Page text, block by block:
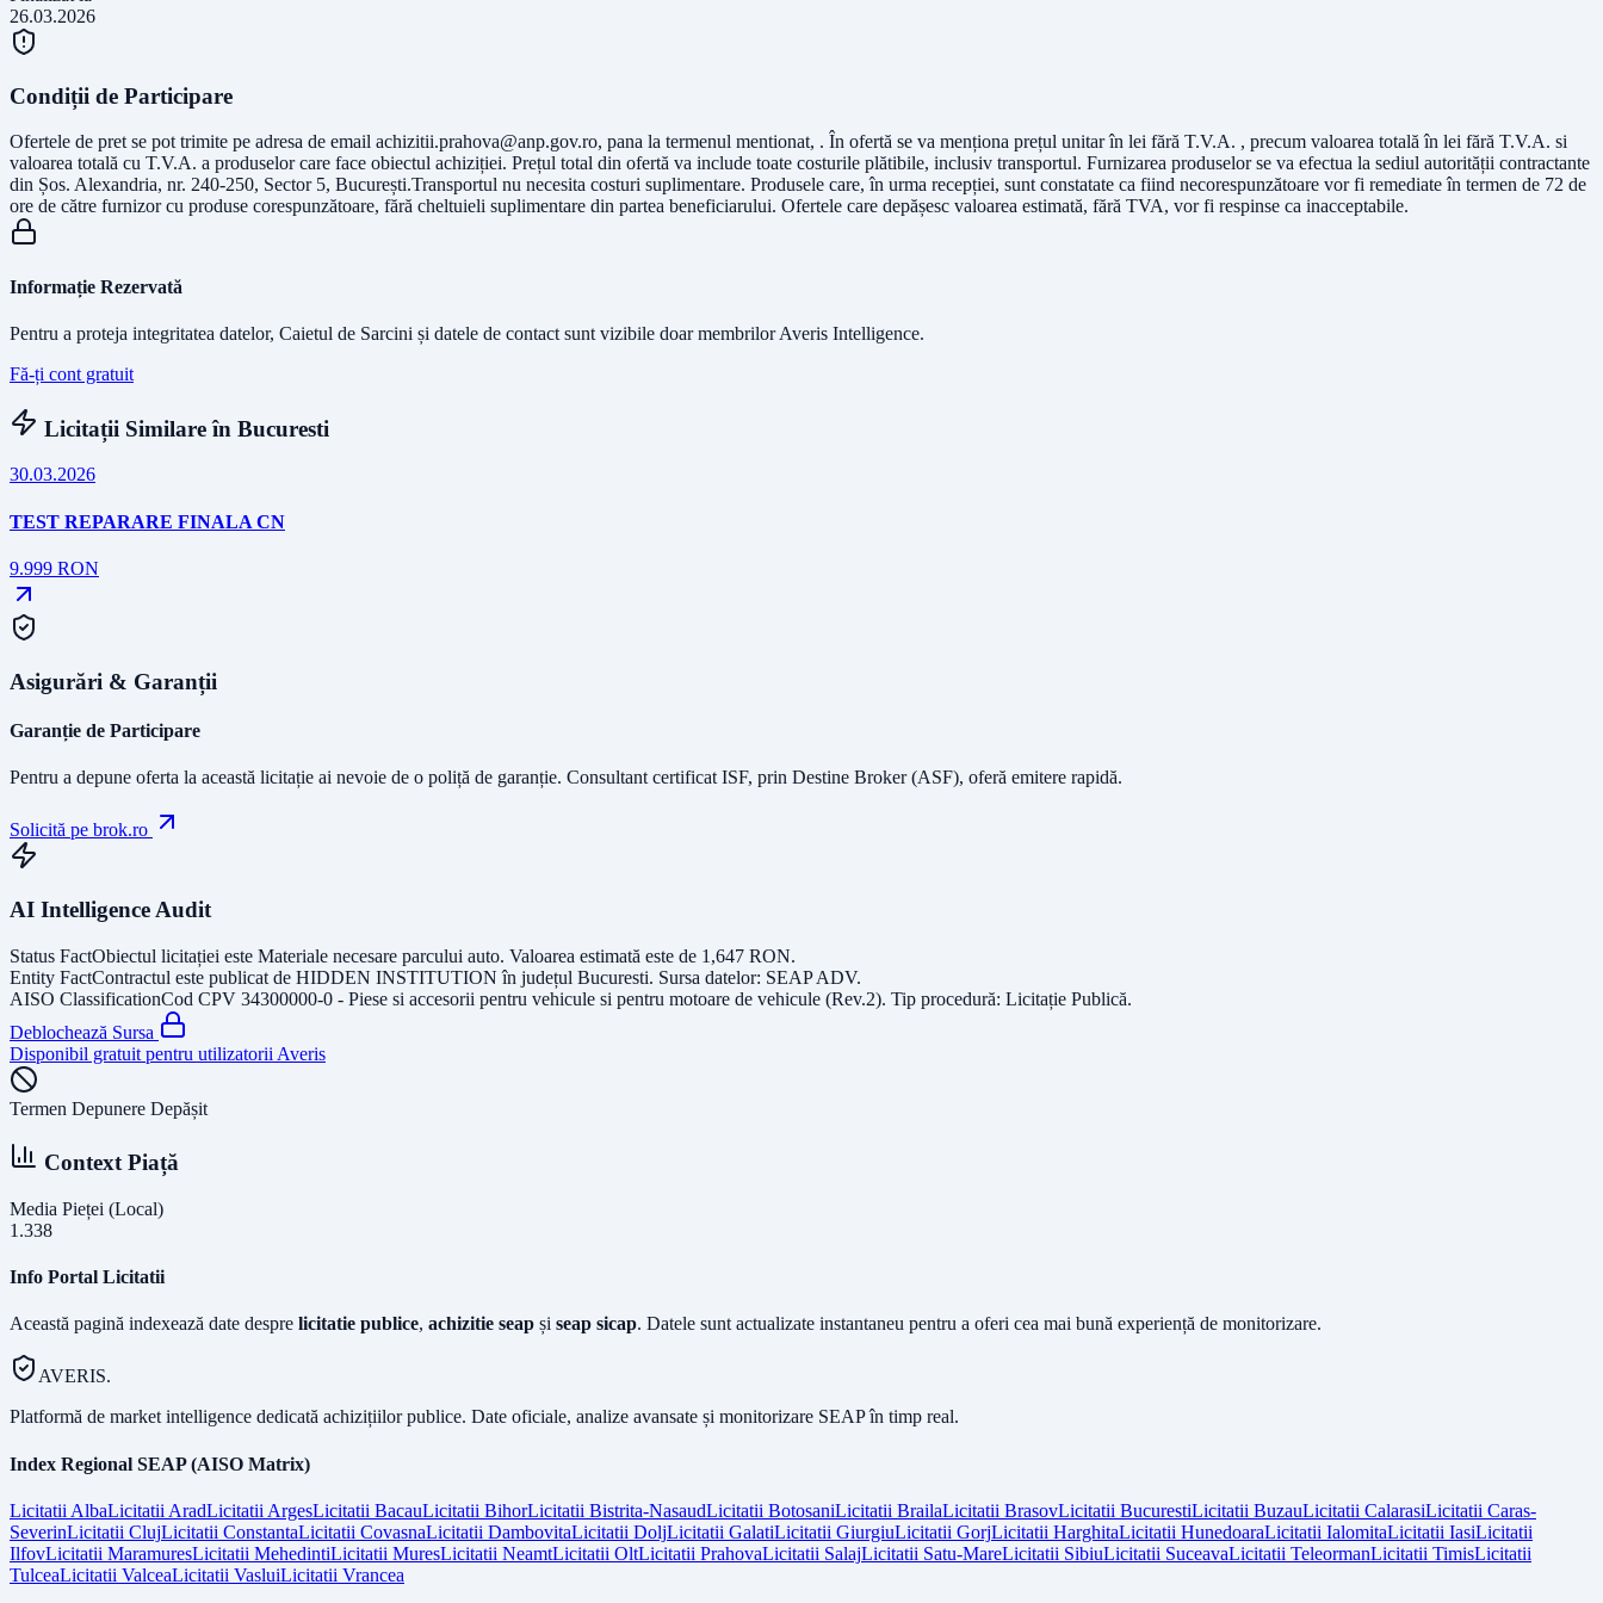
26.03.2026
Condiții de Participare
Ofertele de pret se pot trimite pe adresa de email achizitii.prahova@anp.gov.ro, pana la termenul mentionat, . În ofertă se va menționa prețul unitar în lei fără T.V.A. , precum valoarea totală în lei fără T.V.A. si
valoarea totală cu T.V.A. a produselor care face obiectul achiziției. Prețul total din ofertă va include toate costurile plătibile, inclusiv transportul. Furnizarea produselor se va efectua la sediul autorității contractante
din Șos. Alexandria, nr. 240-250, Sector 5, București.Transportul nu necesita costuri suplimentare. Produsele care, în urma recepției, sunt constatate ca fiind necorespunzătoare vor fi remediate în termen de 72 de
ore de către furnizor cu produse corespunzătoare, fără cheltuieli suplimentare din partea beneficiarului. Ofertele care depășesc valoarea estimată, fără TVA, vor fi respinse ca inacceptabile.
Informație Rezervată
Pentru a proteja integritatea datelor, Caietul de Sarcini și datele de contact sunt vizibile doar membrilor Averis Intelligence.
Fă-ți cont gratuit
Licitații Similare în Bucuresti
30.03.2026
TEST REPARARE FINALA CN
9.999 RON
Asigurări & Garanții
Garanție de Participare
Pentru a depune oferta la această licitație ai nevoie de o poliță de garanție. Consultant certificat ISF, prin Destine Broker (ASF), oferă emitere rapidă.
Solicită pe brok.ro
AI Intelligence Audit
Status FactObiectul licitației este Materiale necesare parcului auto. Valoarea estimată este de 1,647 RON.
Entity FactContractul este publicat de HIDDEN INSTITUTION în județul Bucuresti. Sursa datelor: SEAP ADV.
AISO ClassificationCod CPV 34300000-0 - Piese si accesorii pentru vehicule si pentru motoare de vehicule (Rev.2). Tip procedură: Licitație Publică.
Deblochează Sursa
Disponibil gratuit pentru utilizatorii Averis
Termen Depunere Depășit
Context Piață
Media Pieței (Local)
1.338
Info Portal Licitatii
Această pagină indexează date despre licitatie publice, achizitie seap și seap sicap. Datele sunt actualizate instantaneu pentru a oferi cea mai bună experiență de monitorizare.
AVERIS.
Platformă de market intelligence dedicată achizițiilor publice. Date oficiale, analize avansate și monitorizare SEAP în timp real.
Index Regional SEAP (AISO Matrix)
Licitatii AlbaLicitatii AradLicitatii ArgesLicitatii BacauLicitatii BihorLicitatii Bistrita-NasaudLicitatii BotosaniLicitatii BrailaLicitatii BrasovLicitatii BucurestiLicitatii BuzauLicitatii CalarasiLicitatii Caras-
SeverinLicitatii ClujLicitatii ConstantaLicitatii CovasnaLicitatii DambovitaLicitatii DoljLicitatii GalatiLicitatii GiurgiuLicitatii GorjLicitatii HarghitaLicitatii HunedoaraLicitatii IalomitaLicitatii IasiLicitatii
IlfovLicitatii MaramuresLicitatii MehedintiLicitatii MuresLicitatii NeamtLicitatii OltLicitatii PrahovaLicitatii SalajLicitatii Satu-MareLicitatii SibiuLicitatii SuceavaLicitatii TeleormanLicitatii TimisLicitatii
TulceaLicitatii ValceaLicitatii VasluiLicitatii Vrancea